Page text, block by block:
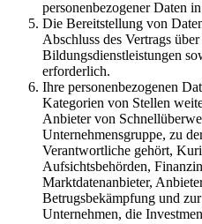
personenbezogener Daten
Die Bereitstellung von
Abschluss des Vertrags
Bildungsdienstleistungen
erforderlich.
Ihre personenbezogenen
Kategorien von Stellen
Anbieter von
Unternehmensgruppe, zu
Verantwortliche gehört,
Aufsichtsbehörden,
Marktdatenanbieter,
Betrugsbekämpfung und
Unternehmen, die